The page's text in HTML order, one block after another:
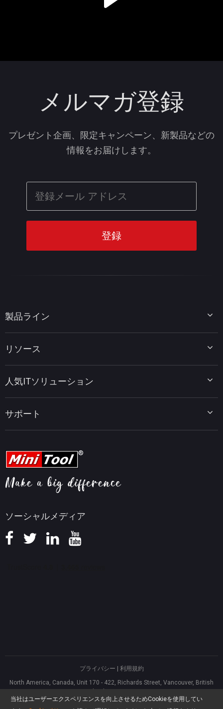
当社はユーザーエクスペリエンスを向上させるためCookieを使用してい
メルマガ登録
プレゼント企画、限定キャンペーン、新製品などの
情報をお届けします。
ソーシャルメディア
製品ライン
MiniTool Power Data Recovery
MiniTool PDF Editor
MiniTool MovieMaker
MiniTool uTube Downloader
リソース
データ復元ヒント
PDF編集ヒント
動画編集ヒント
ビデオ変換ヒント
画面録画ヒント
知識ベース
人気ITソリューション
MiniTool ニュースセンター
サポート
ヘルプ
プライバシー | 利用規約
North America, Canada, Unit 170 - 422, Richards Street, Vancouver, British
Columbia, V6B 2Z4
Asia, Hong Kong, Suite 820,8/F., Ocean Centre, Harbour City, 5 Canton Road,